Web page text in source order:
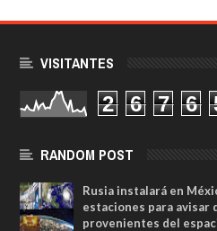
VISITANTES
2 6 7 6
RANDOM POST
Rusia instalará en
estaciones para avisar
provenientes del